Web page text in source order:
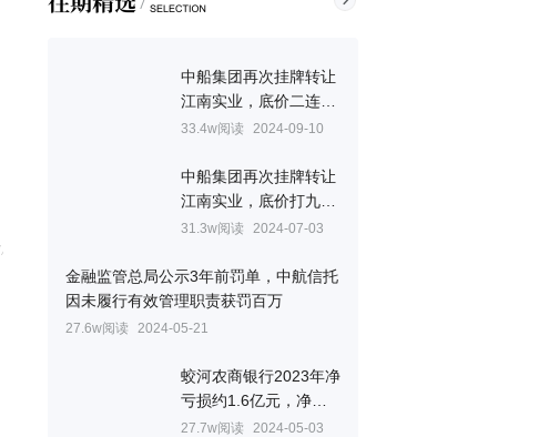
中船集团再次挂牌转让
江南实业，底价二连降
至6154万元
33.4w阅读 2024-09-10
中船集团再次挂牌转让
江南实业，底价打九折
至7032万元
31.3w阅读 2024-07-03
金融监管总局公示3年前罚单，中航信托
因未履行有效管理职责获罚百万
27.6w阅读 2024-05-21
蛟河农商银行2023年净
亏损约1.6亿元，净资
产为负
27.7w阅读 2024-05-03